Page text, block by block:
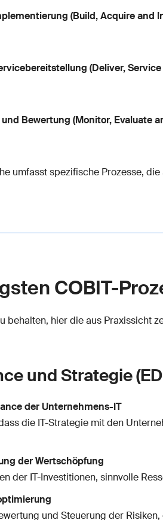
(Build, Acquire and
(Deliver,
Bewertung (Monitor, Evaluate
umfasst spezifische Prozesse,
COBIT-
behalten, hier die aus Praxissicht
und Strategie
der Unternehmens-IT
die IT-Strategie mit den
der Wertschöpfung
der IT-Investitionen, sinnvolle
und Steuerung der